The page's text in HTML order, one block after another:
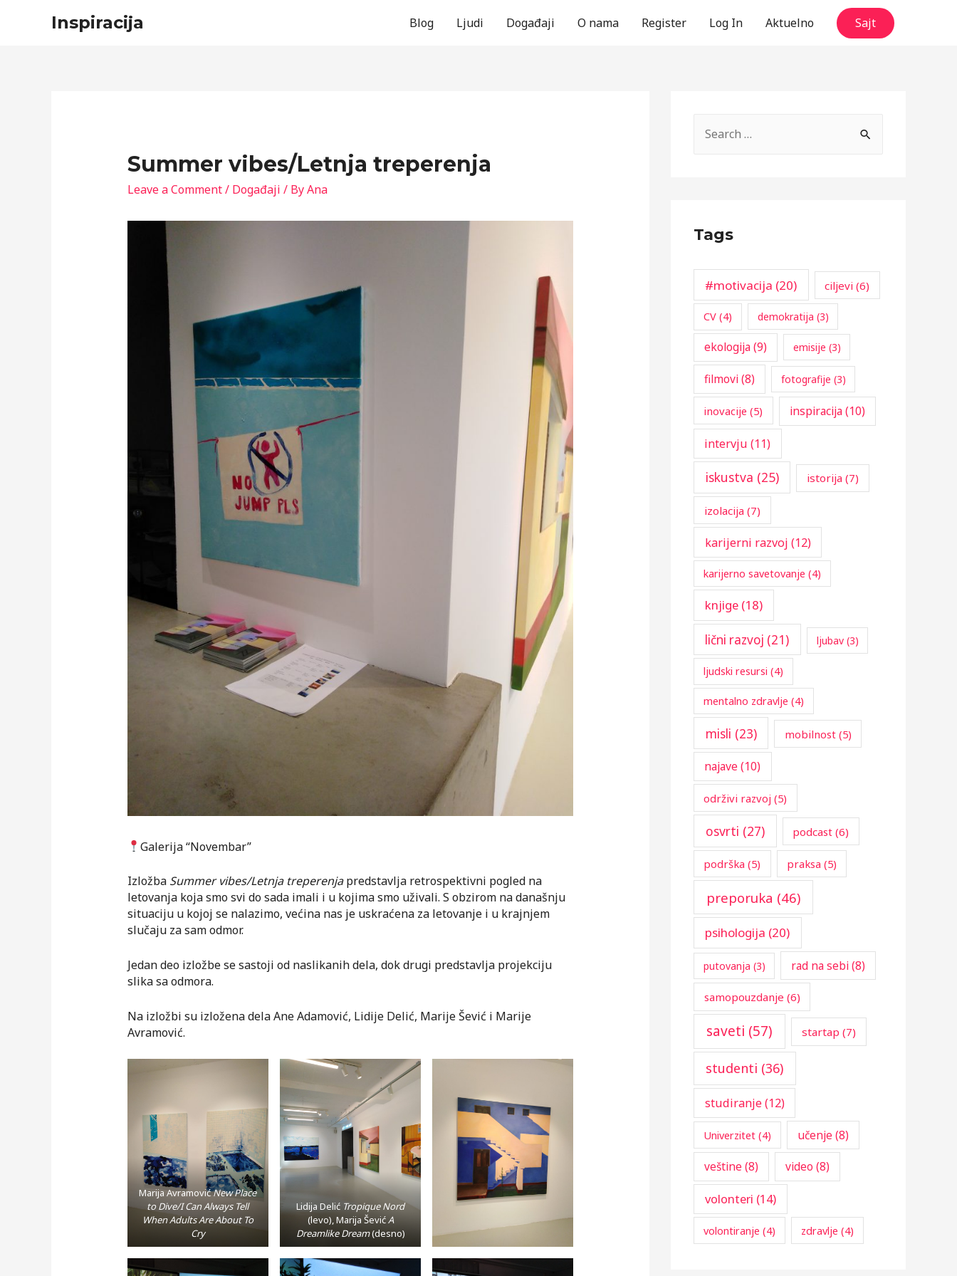
Inspiracija Blog Ljudi Događaji O nama Register Log In Aktuelno Sajt
Summer vibes/Letnja treperenja
Leave a Comment/ Događaji / ByAna
Galerija “Novembar”
Izložba Summer vibes/Letnja treperenjapredstavlja retrospektivni pogled na
letovanja koja smo svi do sada imali i u kojima smo uživali. S obzirom na današnju
situaciju u kojoj se nalazimo, većina nas je uskraćena za letovanje i u krajnjem
slučaju za sam odmor.
Jedan deo izložbe se sastoji od naslikanih dela, dok drugi predstavlja projekciju
slika sa odmora.
Na izložbi su izložena dela Ane Adamović, Lidije Delić, Marije Šević i Marije
Avramović.
Marija AvramovićNew Place
to Dive/I Can Always Tell
When Adults Are About To
Cry
Lidija Delić Tropique Nord
(levo), Marija ŠevićA
Dreamlike Dream(desno)
h
r
:
Tags
#motivacija (20) ciljevi (6)
CV(4) demokratija (3)
ekologija(9) emisije (3)
filmovi(8) fotografije (3)
inovacije (5) inspiracija(10)
intervju (11)
iskustva (25) istorija (7)
izolacija (7)
karijerni razvoj (12)
karijerno savetovanje (4)
knjige (18)
lični razvoj (21) ljubav(3)
ljudski resursi (4)
mentalno zdravlje (4)
misli (23) mobilnost(5)
najave(10)
održivi razvoj (5)
osvrti (27) podcast (6)
podrška (5) praksa (5)
preporuka (46)
psihologija (20)
putovanja (3) rad na sebi(8)
samopouzdanje (6)
saveti (57) startap (7)
studenti (36)
studiranje(12)
Univerzitet(4) učenje(8)
veštine(8) video (8)
volonteri (14)
volontiranje (4) zdravlje (4)